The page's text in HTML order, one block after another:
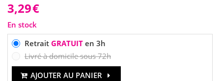
3,29€
En stock
Retrait GRATUITen 3h
Livré à domicile sous 72h
AJOUTER AU PANIER